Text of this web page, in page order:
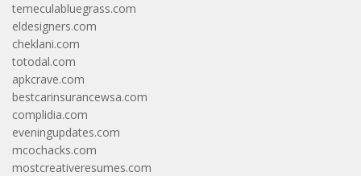
temeculabluegrass.com
eldesigners.com
cheklani.com
totodal.com
apkcrave.com
bestcarinsurancewsa.com
complidia.com
eveningupdates.com
mcochacks.com
mostcreativeresumes.com